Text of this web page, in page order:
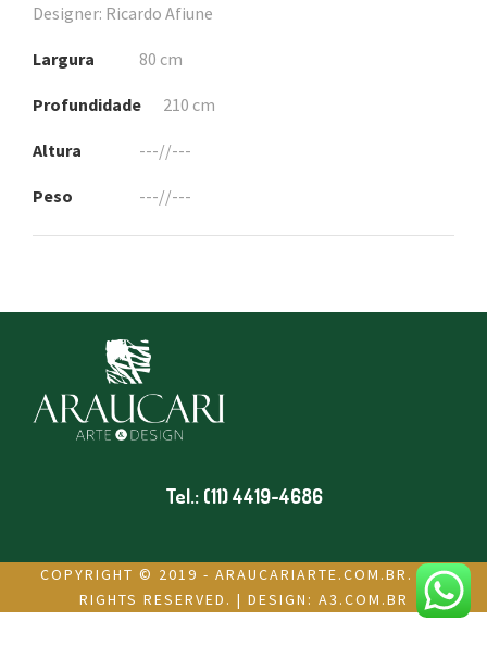
Designer: Ricardo Afiune
Largura 80 cm
Profundidade 210 cm
Altura ---//---
Peso ---//---
Tel.: (11) 4419-4686
COPYRIGHT © 2019 - ARAUCARIARTE.COM.BR. ALL
RIGHTS RESERVED. | DESIGN: A3.COM.BR